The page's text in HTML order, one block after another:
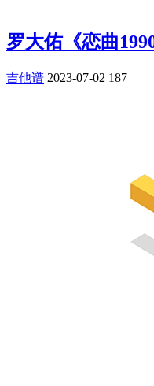
罗大佑《恋曲
吉他谱 2023-07-02 187